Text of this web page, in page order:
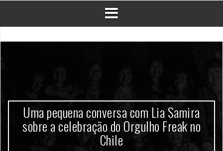
Uma pequena conversa com Lia Samira
sobre a celebração do Orgulho Freak no
Chile